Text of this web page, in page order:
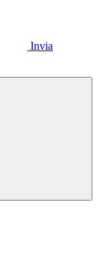
Invia